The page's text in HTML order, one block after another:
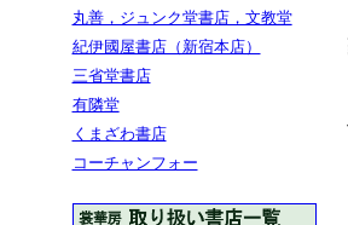
丸善，ジュンク堂書店，文教堂
紀伊國屋書店（新宿本店）
三省堂書店
有隣堂
くまざわ書店
コーチャンフォー